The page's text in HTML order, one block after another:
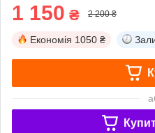
1 150 ₴ 2 200 ₴
Економія 1050 ₴